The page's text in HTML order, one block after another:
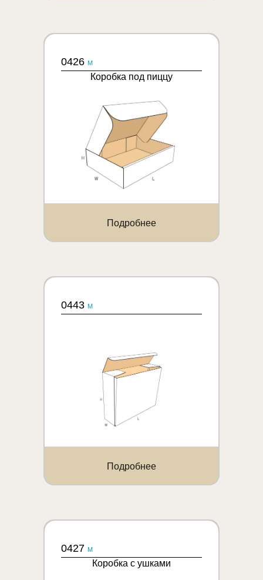
0426 M
Коробка под пиццу
Подробнее
0443 M
Подробнее
0427 M
Коробка с ушками